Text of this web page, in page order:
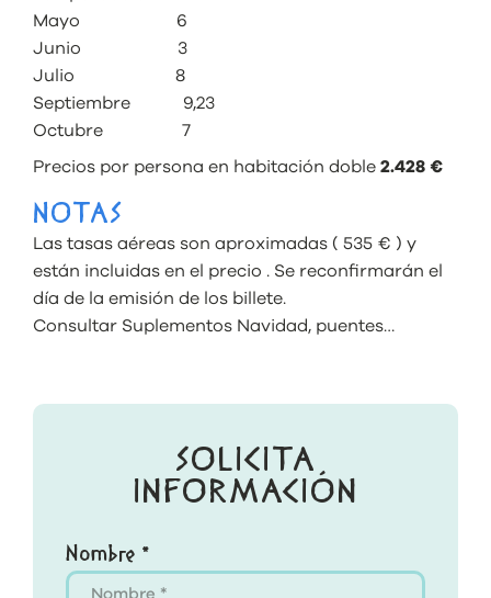
Mayo 6
Junio 3
Julio 8
Septiembre 9,23
Octubre 7
Precios por persona en habitación doble 2.428 €
NOTAS
Las tasas aéreas son aproximadas ( 535 € ) y
están incluidas en el precio . Se reconfirmarán el
día de la emisión de los billete.
Consultar Suplementos Navidad, puentes…
SOLICITA
INFORMACIÓN
Nombre *